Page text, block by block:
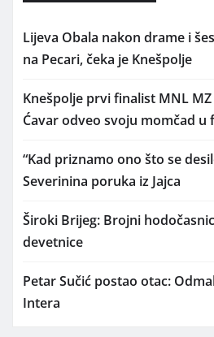
Lijeva Obala nakon drame i
na Pecari, čeka je Knešpolje
Knešpolje prvi finalist MNL
Ćavar odveo svoju momčad u
“Kad priznamo ono što se
Severinina poruka iz Jajca
Široki Brijeg: Brojni
devetnice
Petar Sučić postao otac:
Intera